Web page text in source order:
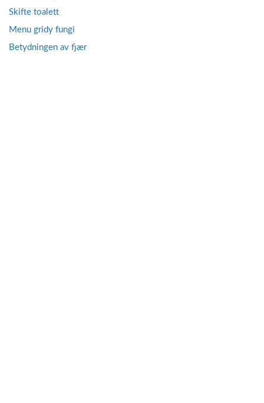
Skifte toalett
Menu gridy fungi
Betydningen av fjær